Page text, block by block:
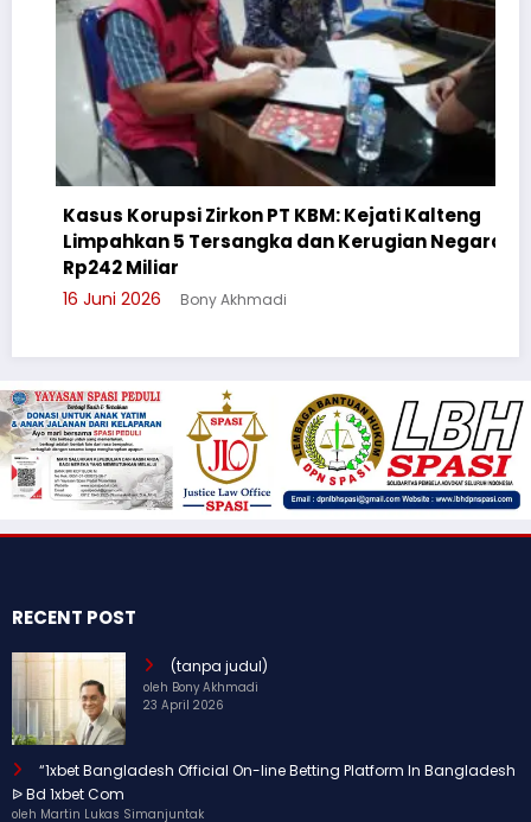
Kasus Korupsi Zirkon PT KBM: Kejati Kalteng
Limpahkan 5 Tersangka dan Kerugian Negara
Rp242 Miliar
16 Juni 2026 Bony Akhmadi
RECENT POST
(tanpa judul)
oleh Bony Akhmadi
23 April 2026
“1xbet Bangladesh Official On-line Betting Platform In Bangladesh
ᐉ Bd 1xbet Com
oleh Martin Lukas Simanjuntak